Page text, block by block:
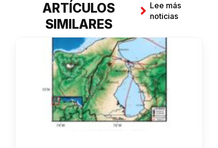
ARTÍCULOS
SIMILARES
Lee más
noticias